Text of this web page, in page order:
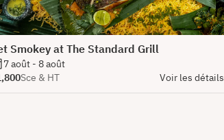
Smokey at The Standard Grill
7 août - 8 août
Sce & HT Voir les détails